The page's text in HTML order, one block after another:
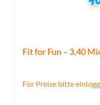
Fit for Fun – 3,40
Für Preise bitte